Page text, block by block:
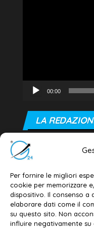
Per fornire le migliori
cookie per memorizzare
dispositivo. Il consenso
elaborare dati come il
su questo sito. Non
influire negativamente su
00:00
LA
Editore e direttore
Dott. Daniele G.
Email:
Contatti –
Privacy policy –